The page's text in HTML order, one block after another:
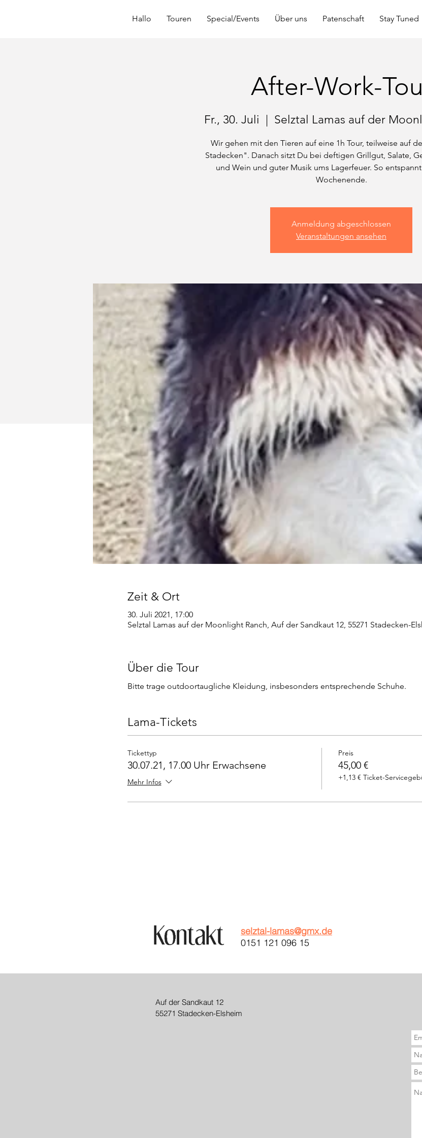
Hallo Touren Special/Events Über uns Patenschaft Stay Tuned
After-Work-
Fr., 30. Juli
  |
Selztal Lamas auf der
Wir gehen mit den Tieren auf eine 1h Tour, teilweise auf
Stadecken". Danach sitzt Du bei deftigen Grillgut, Salate,
und Wein und guter Musik ums Lagerfeuer. So
Wochenende.
Anmeldung abgeschlossen
Veranstaltungen ansehen
Zeit & Ort
30. Juli 2021, 17:00
Selztal Lamas auf der Moonlight Ranch, Auf der Sandkaut 12, 55271 Stadecken-
Über die Tour
Bitte trage outdoortaugliche Kleidung, insbesonders entsprechende Schuhe.
Lama-Tickets
Tickettyp
30.07.21, 17.00 Uhr Erwachsene
Mehr Infos
Preis
45,00 €
+1,13 € Ticket-
selztal-lamas@gmx.de
0151 121 096 15
Auf der Sandkaut 12
55271 Stadecken-Elsheim